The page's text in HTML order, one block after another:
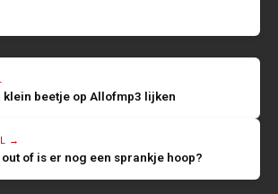
klein beetje op Allofmp3 lijken
→
of is er nog een sprankje hoop?